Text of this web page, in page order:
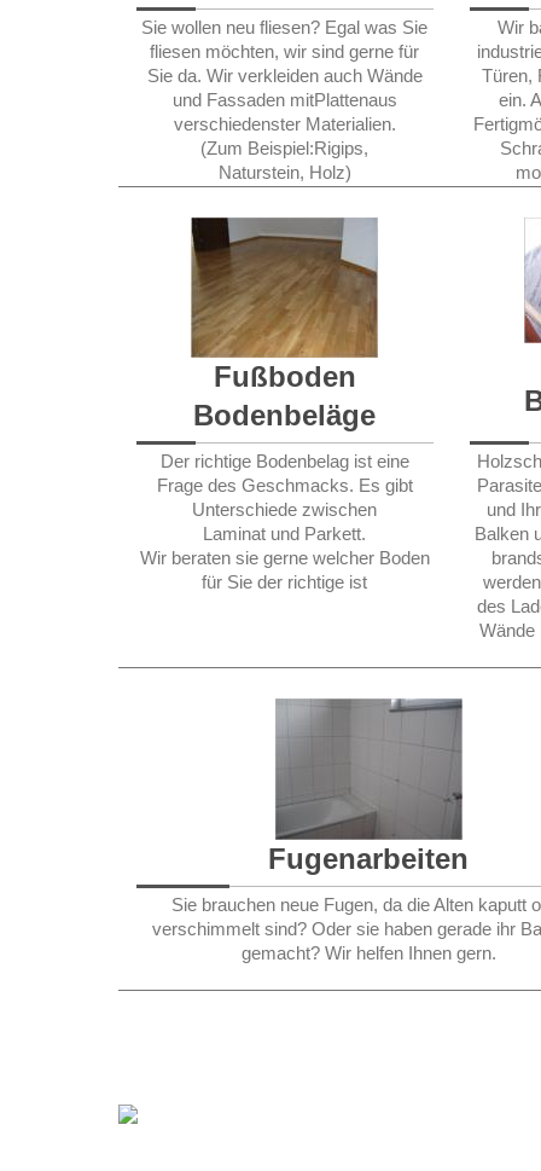
Sie wollen neu fliesen? Egal was Sie
fliesen möchten, wir sind gerne für
Sie da. Wir verkleiden auch Wände
und Fassaden mitPlattenaus
verschiedenster Materialien.
(Zum Beispiel:Rigips,
Naturstein, Holz)
Wir
Türen,
ein.
Fußboden
Bodenbeläge
Der richtige Bodenbelag ist eine
Frage des Geschmacks. Es gibt
Unterschiede zwischen
Laminat und Parkett.
Wir beraten sie gerne welcher Boden
für Sie der richtige ist
und
Balken
des
Fugenarbeiten
Sie brauchen neue Fugen, da die Alten kaputt
verschimmelt sind? Oder sie haben gerade ihr
gemacht? Wir helfen Ihnen gern.